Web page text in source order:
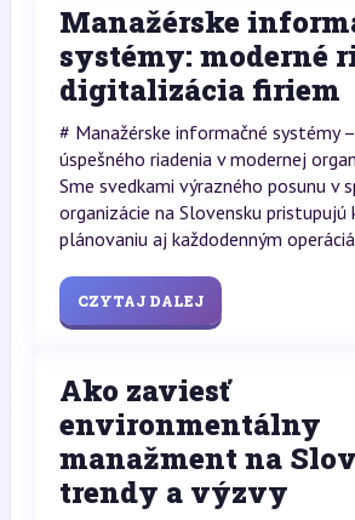
Manažérske
systémy: moderné
digitalizácia firiem
# Manažérske informačné systémy
úspešného riadenia v modernej
Sme svedkami výrazného posunu v
organizácie na Slovensku pristupujú
plánovaniu aj každodenným
CZYTAJ DALEJ
Ako zaviesť
environmentálny
manažment na
trendy a výzvy